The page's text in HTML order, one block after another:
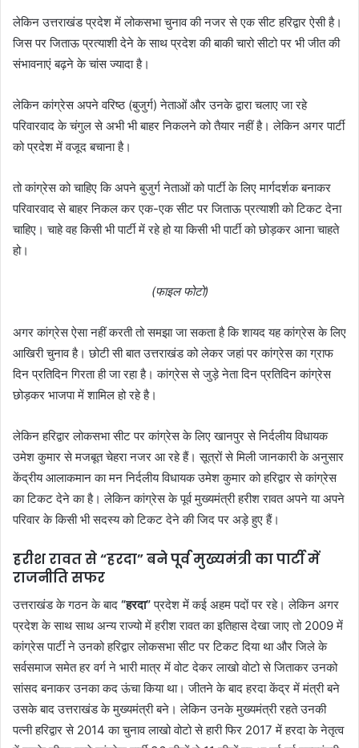
लेकिन उत्तराखंड प्रदेश में लोकसभा चुनाव की नजर से एक सीट हरिद्वार ऐसी है।
जिस पर जिताऊ प्रत्याशी देने के साथ प्रदेश की बाकी चारो सीटो पर भी जीत की
संभावनाएं बढ़ने के चांस ज्यादा है।
लेकिन कांग्रेस अपने वरिष्ठ (बुजुर्ग) नेताओं और उनके द्वारा चलाए जा रहे
परिवारवाद के चंगुल से अभी भी बाहर निकलने को तैयार नहीं है। लेकिन अगर पार्टी
को प्रदेश में वजूद बचाना है।
तो कांग्रेस को चाहिए कि अपने बुजुर्ग नेताओं को पार्टी के लिए मार्गदर्शक बनाकर
परिवारवाद से बाहर निकल कर एक-एक सीट पर जिताऊ प्रत्याशी को टिकट देना
चाहिए। चाहे वह किसी भी पार्टी में रहे हो या किसी भी पार्टी को छोड़कर आना चाहते
हो।
(फाइल फोटो)
अगर कांग्रेस ऐसा नहीं करती तो समझा जा सकता है कि शायद यह कांग्रेस के लिए
आखिरी चुनाव है। छोटी सी बात उत्तराखंड को लेकर जहां पर कांग्रेस का ग्राफ
दिन प्रतिदिन गिरता ही जा रहा है। कांग्रेस से जुड़े नेता दिन प्रतिदिन कांग्रेस
छोड़कर भाजपा में शामिल हो रहे है।
लेकिन हरिद्वार लोकसभा सीट पर कांग्रेस के लिए खानपुर से निर्दलीय विधायक
उमेश कुमार से मजबूत चेहरा नजर आ रहे हैं। सूत्रों से मिली जानकारी के अनुसार
केंद्रीय आलाकमान का मन निर्दलीय विधायक उमेश कुमार को हरिद्वार से कांग्रेस
का टिकट देने का है। लेकिन कांग्रेस के पूर्व मुख्यमंत्री हरीश रावत अपने या अपने
परिवार के किसी भी सदस्य को टिकट देने की जिद पर अड़े हुए हैं।
हरीश रावत से “हरदा” बने पूर्व मुख्यमंत्री का पार्टी में
राजनीति सफर
उत्तराखंड के गठन के बाद “हरदा”प्रदेश में कई अहम पदों पर रहे। लेकिन अगर
प्रदेश के साथ साथ अन्य राज्यो में हरीश रावत का इतिहास देखा जाए तो 2009 में
कांग्रेस पार्टी ने उनको हरिद्वार लोकसभा सीट पर टिकट दिया था और जिले के
सर्वसमाज समेत हर वर्ग ने भारी मात्र में वोट देकर लाखो वोटो से जिताकर उनको
सांसद बनाकर उनका कद ऊंचा किया था। जीतने के बाद हरदा केंद्र में मंत्री बने
उसके बाद उत्तराखंड के मुख्यमंत्री बने। लेकिन उनके मुख्यमंत्री रहते उनकी
पत्नी हरिद्वार से 2014 का चुनाव लाखो वोटो से हारी फिर 2017 में हरदा के नेतृत्व